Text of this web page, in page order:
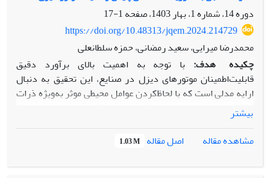
چندمتغیره خطی ساده در فاز 1 پیشنهاد می‌شود. عملکرد
نمودارهای کنترل پیشنهادی در فاز 1 با استفاده از شبیه‌سازی و
معیار توان آزمون مقایسه می‌شوند.
دوره 14، شماره 1، بهار 1403، صفحه
1-17
https://doi.org/10.48313/jqem.2024.214729
محمدرضا میرایی، سعید رمضانی، حمزه سلطانعلی
چکیده
هدف: با توجه به اهمیت بالای برآورد دقیق
قابلیت‌اطمینان موتورهای دیزل در صنایع، این تحقیق به دنبال
ارایه مدلی است که با لحاظ‌کردن عوامل محیطی موثر به‌ویژه ذرات
فرسایشی در روغن‌موتور دقت محاسبه قابلیت‌اطمینان را نسبت
به مدل‌های کلاسیک مبتنی بر زمان بین خرابی‌ها افزایش دهد.
هدف اصلی پژوهش، استفاده از مدل‌های مبتنی بر فاکتورهای
ریسک برای تحلیل جامع‌تر و دقیق‌تر عملکرد موتورهای دیزل
است.
بیشتر
مشاهده مقاله
اصل مقاله 1.03 M